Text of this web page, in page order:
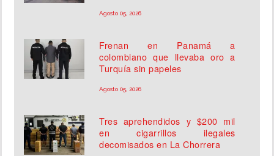
Agosto 05, 2026
Frenan en Panamá a
colombiano que llevaba oro a
Turquía sin papeles
Agosto 05, 2026
Tres aprehendidos y $200 mil
en cigarrillos ilegales
decomisados en La Chorrera